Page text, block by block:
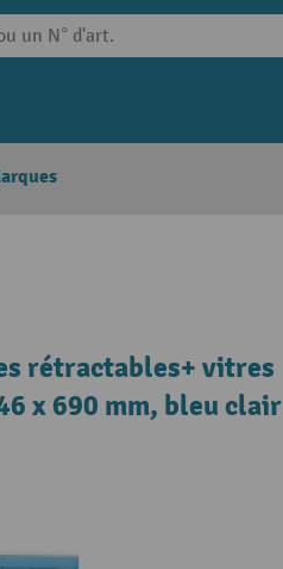
rétractables+ vitres
x 690 mm, bleu clair